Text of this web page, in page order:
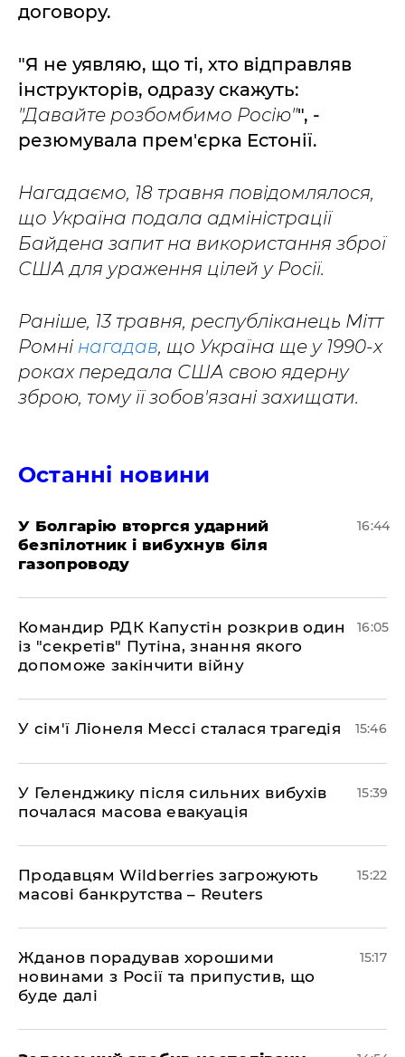
договору.
"Я не уявляю, що ті, хто відправляв
інструкторів, одразу скажуть:
"Давайте розбомбимо Росію"", -
резюмувала прем'єрка Естонії.
Нагадаємо, 18 травня повідомлялося,
що Україна подала адміністрації
Байдена запит на використання зброї
США для ураження цілей у Росії.
Раніше, 13 травня, республіканець Мітт
Ромні нагадав, що Україна ще у 1990-х
роках передала США свою ядерну
зброю, тому її зобов'язані захищати.
Останні новини
У Болгарію вторгся ударний
безпілотник і вибухнув біля
газопроводу
16:44
Командир РДК Капустін розкрив один
із "секретів" Путіна, знання якого
допоможе закінчити війну
16:05
У сім'ї Ліонеля Мессі сталася трагедія 15:46
У Геленджику після сильних вибухів
почалася масова евакуація
15:39
Продавцям Wildberries загрожують
масові банкрутства – Reuters
15:22
Жданов порадував хорошими
новинами з Росії та припустив, що
буде далі
15:17